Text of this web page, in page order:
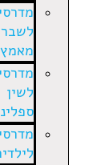
מדרסים
לשברי
מאמץ
מדרסים
לשין
ספלינטס
מדרסים
לילדים